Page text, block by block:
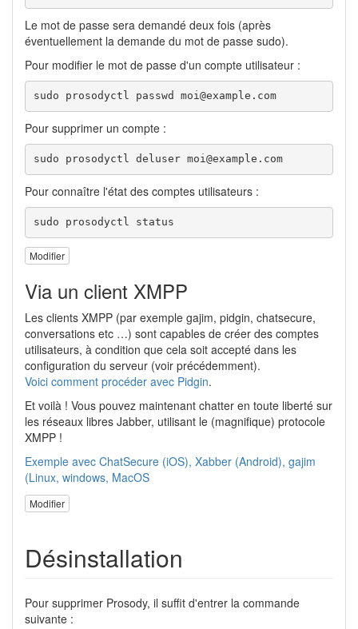
Le mot de passe sera demandé deux fois (après
éventuellement la demande du mot de passe sudo).
Pour modifier le mot de passe d'un compte utilisateur :
sudo prosodyctl passwd moi@example.com
Pour supprimer un compte :
sudo prosodyctl deluser moi@example.com
Pour connaître l'état des comptes utilisateurs :
sudo prosodyctl status
Modifier
Via un client XMPP
Les clients XMPP (par exemple gajim, pidgin, chatsecure,
conversations etc …) sont capables de créer des comptes
utilisateurs, à condition que cela soit accepté dans les
configuration du serveur (voir précédemment).
Voici comment procéder avec Pidgin.
Et voilà ! Vous pouvez maintenant chatter en toute liberté sur
les réseaux libres Jabber, utilisant le (magnifique) protocole
XMPP !
Exemple avec ChatSecure (iOS), Xabber (Android), gajim
(Linux, windows, MacOS
Modifier
Désinstallation
Pour supprimer Prosody, il suffit d'entrer la commande
suivante :